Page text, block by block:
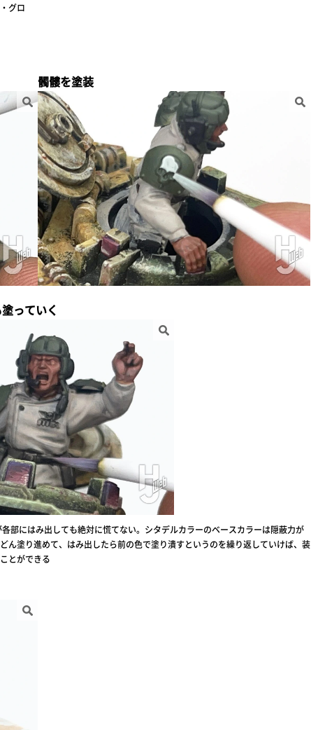
グロ
髑髏を塗装
っていく
部にはみ出しても絶対に慌てない。シタデルカラーのベースカラーは隠蔽力が
ん塗り進めて、はみ出したら前の色で塗り潰すというのを繰り返していけば、装
とができる